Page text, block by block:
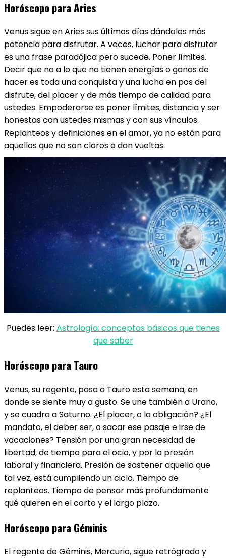
Horóscopo para Aries
Venus sigue en Aries ​sus últimos días dándoles más
potencia para disfrutar. A veces, luchar para disfrutar
es una frase paradójica pero sucede. Poner límites.
Decir que no a lo que no tienen energías o ganas de
hacer es toda una conquista y una lucha en pos del
disfrute, del placer y de más tiempo de calidad para
ustedes. Empoderarse es poner límites, distancia y ser
honestas con ustedes mismas y con sus vínculos.
Replanteos y definiciones en el amor, ya no están para
aquellos que no son claros o dan vueltas.
Puedes leer: Astrología: conceptos básicos que tienes
que saber
Horóscopo para Tauro
Venus, su regente, pasa a Tauro ​esta semana, en
donde se siente muy a gusto. Se une también a Urano,
y se cuadra a Saturno. ¿El placer, o la obligación? ¿El
mandato, el deber ser, o sacar ese pasaje e irse de
vacaciones? Tensión por una gran necesidad de
libertad, de tiempo para el ocio, y por la presión
laboral y financiera. Presión de sostener aquello que
tal vez, está cumpliendo un ciclo. Tiempo de
replanteos. Tiempo de pensar más profundamente
qué quieren en el corto y el largo plazo.
Horóscopo para Géminis
El regente de Géminis​, Mercurio, sigue retrógrado y